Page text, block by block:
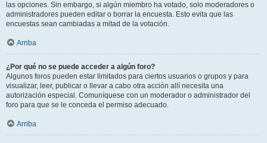
las opciones. Sin embargo, si algún miembro ha votado, solo moderadores o
administradores pueden editar o borrar la encuesta. Esto evita que las
encuestas sean cambiadas a mitad de la votación.
Arriba
¿Por qué no se puede acceder a algún foro?
Algunos foros pueden estar limitados para ciertos usuarios o grupos y para
visualizar, leer, publicar o llevar a cabo otra acción allí necesita una
autorización especial. Comuníquese con un moderador o administrador del
foro para que se le conceda el permiso adecuado.
Arriba